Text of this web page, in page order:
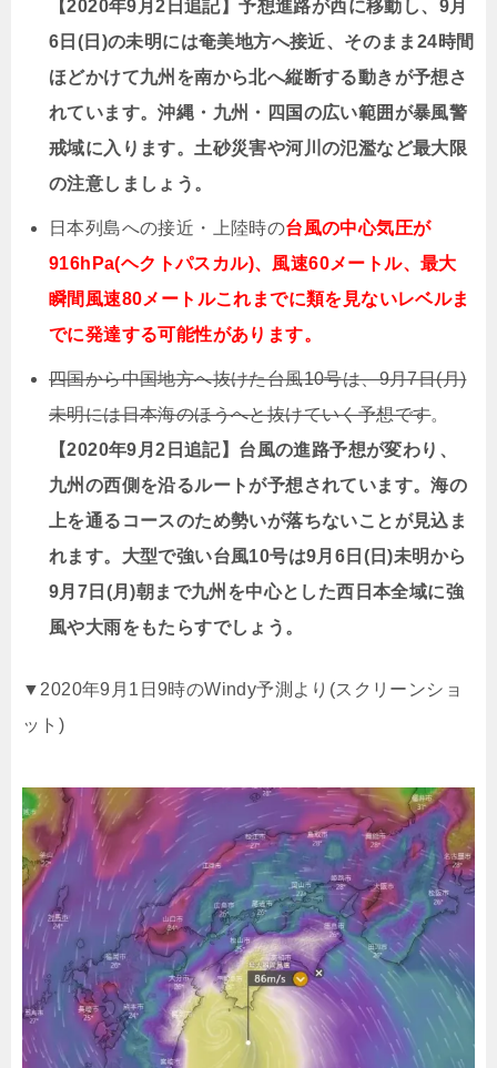
【2020年9月2日追記】予想進路が西に移動し、9月
6日(日)の未明には奄美地方へ接近、そのまま24時間
ほどかけて九州を南から北へ縦断する動きが予想さ
れています。沖縄・九州・四国の広い範囲が暴風警
戒域に入ります。土砂災害や河川の氾濫など最大限
の注意しましょう。
日本列島への接近・上陸時の台風の中心気圧が
916hPa(ヘクトパスカル)、風速60メートル、最大
瞬間風速80メートルこれまでに類を見ないレベルま
でに発達する可能性があります。
四国から中国地方へ抜けた台風10号は、9月7日(月)
未明には日本海のほうへと抜けていく予想です。
【2020年9月2日追記】台風の進路予想が変わり、
九州の西側を沿るルートが予想されています。海の
上を通るコースのため勢いが落ちないことが見込ま
れます。大型で強い台風10号は9月6日(日)未明から
9月7日(月)朝まで九州を中心とした西日本全域に強
風や大雨をもたらすでしょう。
▼2020年9月1日9時のWindy予測より(スクリーンショ
ット)